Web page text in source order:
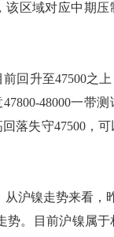
该区域对应中期
回升至47500之上
48000一带
落失守47500，可
沪镍走势来看，
。目前沪镍属于